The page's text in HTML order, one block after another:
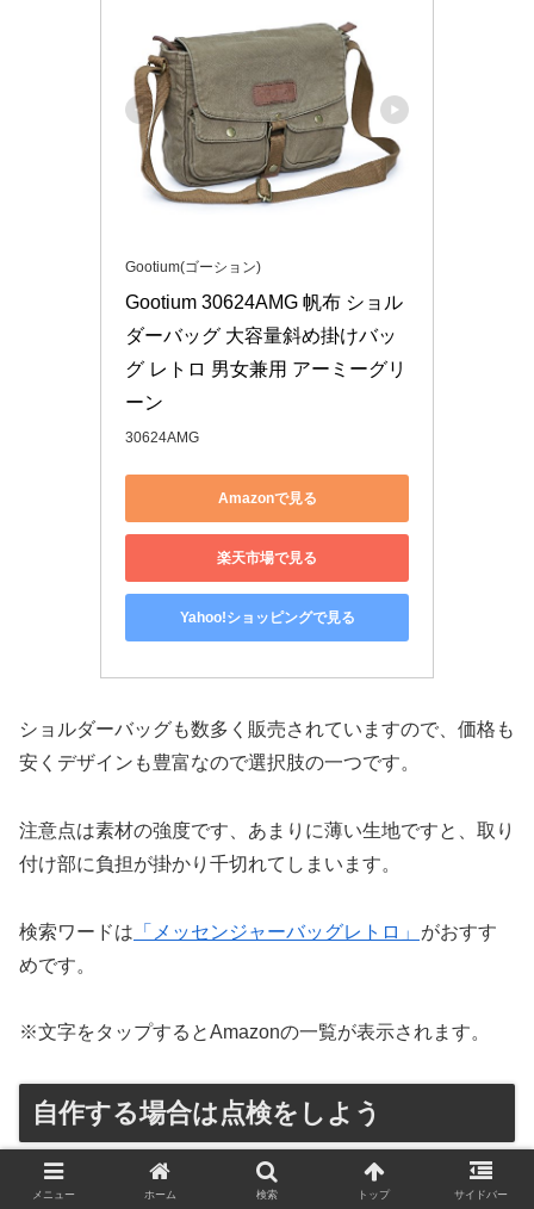
Gootium(ゴーション)
Gootium 30624AMG 帆布 ショル
ダーバッグ 大容量斜め掛けバッ
グ レトロ 男女兼用 アーミーグリ
ーン
30624AMG
Amazonで見る
楽天市場で見る
Yahoo!ショッピングで見る
ショルダーバッグも数多く販売されていますので、価格も
安くデザインも豊富なので選択肢の一つです。
注意点は素材の強度です、あまりに薄い生地ですと、取り
付け部に負担が掛かり千切れてしまいます。
検索ワードは 「メッセンジャーバッグレトロ」
がおすす
めです。
※文字をタップするとAmazonの一覧が表示されます。
自作する場合は点検をしよう
メニュー ホーム 検索 トップ サイドバー